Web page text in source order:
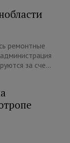
ремонтные
за сче...